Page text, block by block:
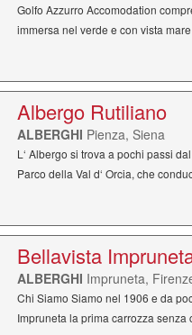
Golfo Azzurro Accomodation
immersa nel verde e con vista
Albergo Rutiliano
ALBERGHI Pienza, Siena
L‘ Albergo si trova a pochi passi
Parco della Val d‘ Orcia, che
Bellavista
ALBERGHI Impruneta,
Chi Siamo Siamo nel 1906 e da
Impruneta la prima carrozza senza